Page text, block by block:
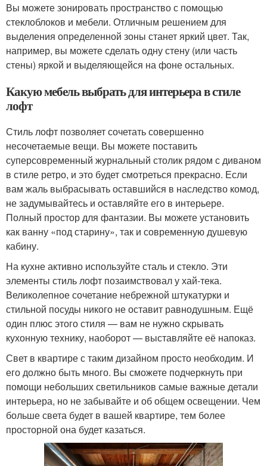
Вы можете зонировать пространство с помощью
стеклоблоков и мебели. Отличным решением для
выделения определенной зоны станет яркий цвет. Так,
например, вы можете сделать одну стену (или часть
стены) яркой и выделяющейся на фоне остальных.
Какую мебель выбрать для интерьера в стиле
лофт
Стиль лофт позволяет сочетать совершенно
несочетаемые вещи. Вы можете поставить
суперсовременный журнальный столик рядом с диваном
в стиле ретро, и это будет смотреться прекрасно. Если
вам жаль выбрасывать оставшийся в наследство комод,
не задумывайтесь и оставляйте его в интерьере.
Полный простор для фантазии. Вы можете установить
как ванну «под старину», так и современную душевую
кабину.
На кухне активно используйте сталь и стекло. Эти
элементы стиль лофт позаимствовал у хай-тека.
Великолепное сочетание небрежной штукатурки и
стильной посуды никого не оставит равнодушным. Ещё
один плюс этого стиля — вам не нужно скрывать
кухонную технику, наоборот — выставляйте её напоказ.
Свет в квартире с таким дизайном просто необходим. И
его должно быть много. Вы сможете подчеркнуть при
помощи небольших светильников самые важные детали
интерьера, но не забывайте и об общем освещении. Чем
больше света будет в вашей квартире, тем более
просторной она будет казаться.